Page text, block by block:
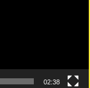
02:38